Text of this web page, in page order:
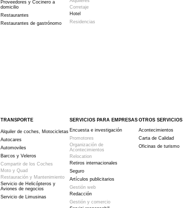
Proveedores y Cocinero a
domicilio
Restaurantes
Restaurantes de gastrónomo
Corretaje
Hotel
Residencias
TRANSPORTE
Alquiler de coches, Motocicletas
Autocares
Automoviles
Barcos y Veleros
Compartir de los Coches
Moto y Quad
Restauración y Mantenimiento
Servicio de Helicópteros y
Aviones de negocios
Servicio de Limusinas
SERVICIOS PARA EMPRESAS
Encuesta e investigación
Promotores
Organización de
Acontecimientos
Relocation
Retiros internacionales
Seguro
Artículos publicitarios
Gestión web
Redacción
Gestión y comercio
OTROS SERVICIOS
Acontecimientos
Carta de Calidad
Oficinas de turismo